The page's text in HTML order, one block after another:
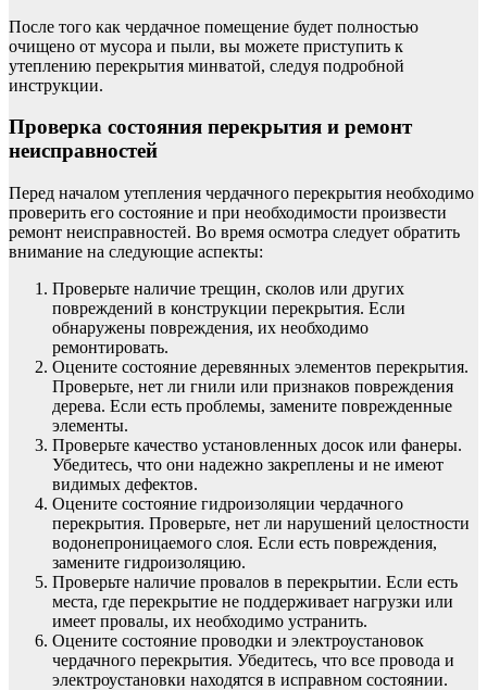
После того как чердачное помещение будет полностью
очищено от мусора и пыли, вы можете приступить к
утеплению перекрытия минватой, следуя подробной
инструкции.
Проверка состояния перекрытия и ремонт
неисправностей
Перед началом утепления чердачного перекрытия необходимо
проверить его состояние и при необходимости произвести
ремонт неисправностей. Во время осмотра следует обратить
внимание на следующие аспекты:
Проверьте наличие трещин, сколов или других
повреждений в конструкции перекрытия. Если
обнаружены повреждения, их необходимо
ремонтировать.
Оцените состояние деревянных элементов перекрытия.
Проверьте, нет ли гнили или признаков повреждения
дерева. Если есть проблемы, замените поврежденные
элементы.
Проверьте качество установленных досок или фанеры.
Убедитесь, что они надежно закреплены и не имеют
видимых дефектов.
Оцените состояние гидроизоляции чердачного
перекрытия. Проверьте, нет ли нарушений целостности
водонепроницаемого слоя. Если есть повреждения,
замените гидроизоляцию.
Проверьте наличие провалов в перекрытии. Если есть
места, где перекрытие не поддерживает нагрузки или
имеет провалы, их необходимо устранить.
Оцените состояние проводки и электроустановок
чердачного перекрытия. Убедитесь, что все провода и
электроустановки находятся в исправном состоянии.